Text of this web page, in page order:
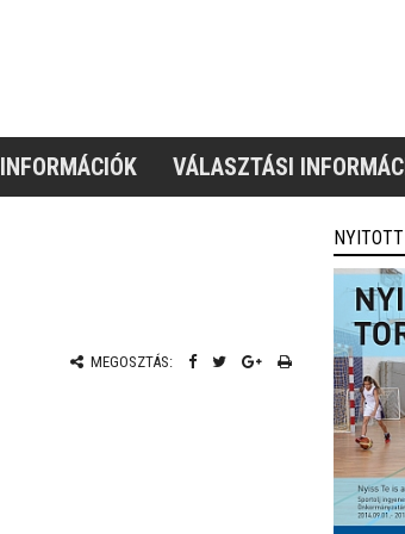
INFORMÁCIÓK VÁLASZTÁSI
MEGOSZTÁS: